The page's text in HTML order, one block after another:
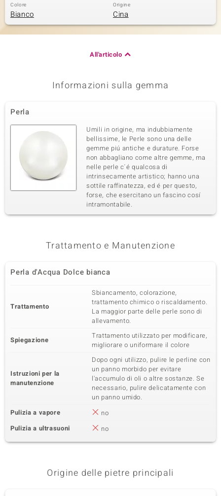
Colore
Bianco
Origine
Cina
All'articolo
Informazioni sulla gemma
Perla
Umili in origine, ma indubbiamente
bellissime, le Perle sono una delle
gemme piú antiche e durature. Forse
non abbagliano come altre gemme, ma
nelle perle c´é qualcosa di
intrinsecamente artistico; hanno una
sottile raffinatezza, ed é per questo,
forse, che esercitano un fascino cosí
intramontabile.
Trattamento e Manutenzione
Perla d'Acqua Dolce bianca
Trattamento
Sbiancamento, colorazione,
trattamento chimico o riscaldamento.
La maggior parte delle perle sono di
allevamento.
Spiegazione
Trattamento utilizzato per modificare,
migliorare o uniformare il colore
Istruzioni per la
manutenzione
Dopo ogni utilizzo, pulire le perline con
un panno morbido per evitare
l'accumulo di oli o altre sostanze. Se
necessario, pulire delicatamente con
un panno umido.
Pulizia a vapore
no
Pulizia a ultrasuoni
no
Origine delle pietre principali